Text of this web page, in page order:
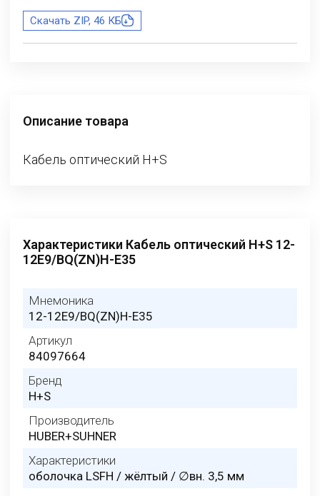
Скачать ZIP, 46 КБ
Описание товара
Кабель оптический H+S
Характеристики Кабель оптический H+S 12-
12E9/BQ(ZN)H-E35
Мнемоника
12-12E9/BQ(ZN)H-E35
Артикул
84097664
Бренд
H+S
Производитель
HUBER+SUHNER
Характеристики
оболочка LSFH / жёлтый / ∅вн. 3,5 мм